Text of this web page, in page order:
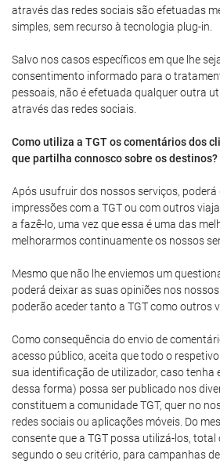
através das redes sociais são efetuadas
simples, sem recurso à tecnologia plug-in.
Salvo nos casos específicos em que lhe
consentimento informado para o
pessoais, não é efetuada qualquer outra
através das redes sociais.
Como utiliza a TGT os comentários dos
que partilha connosco sobre os destinos?
Após usufruir dos nossos serviços,
impressões com a TGT ou com outros
a fazê-lo, uma vez que essa é uma das
melhorarmos continuamente os nossos
Mesmo que não lhe enviemos um
poderá deixar as suas opiniões nos
poderão aceder tanto a TGT como outros
Como consequência do envio de
acesso público, aceita que todo o
sua identificação de utilizador, caso tenha
dessa forma) possa ser publicado nos
constituem a comunidade TGT, quer no
redes sociais ou aplicações móveis. Do
consente que a TGT possa utilizá-los, total
segundo o seu critério, para campanhas